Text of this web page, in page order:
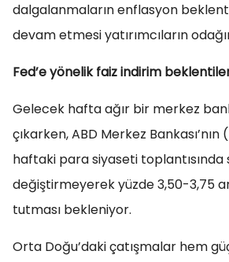
dalgalanmaların enflasyon
devam etmesi yatırımcıların
Fed’e yönelik faiz indirim
Gelecek hafta ağır bir merkez
çıkarken, ABD Merkez
haftaki para siyaseti toplantısında
değiştirmeyerek yüzde 3,50-3,75
tutması bekleniyor.
Orta Doğu’daki çatışmalar hem